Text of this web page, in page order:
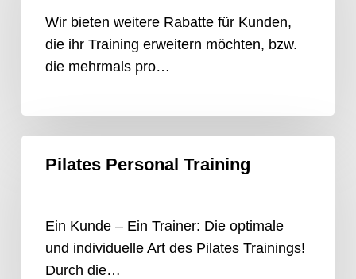
Wir bieten weitere Rabatte für Kunden,
die ihr Training erweitern möchten, bzw.
die mehrmals pro…
Personal
Pilates Personal Training
Ein Kunde – Ein Trainer: Die optimale
und individuelle Art des Pilates Trainings!
Durch die…